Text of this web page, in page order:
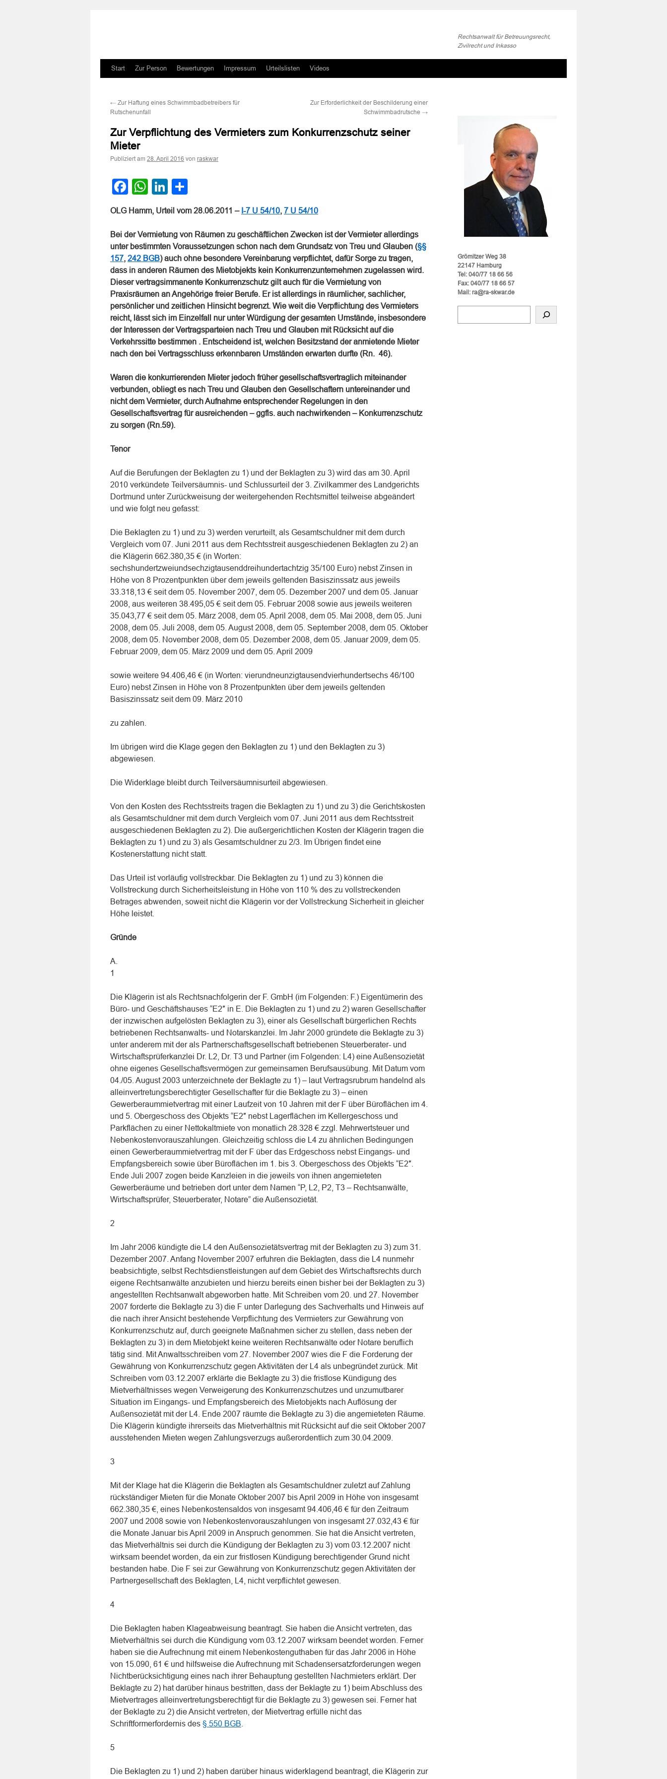
Rechtsanwalt für Betreuungsrecht,
Zivilrecht und Inkasso
Zum
springen
Start Zur Person Bewertungen Impressum Urteilslisten Videos
← Zur Haftung eines Schwimmbadbetreibers für
Rutschenunfall
Zur Erforderlichkeit der Beschilderung einer
Schwimmbadrutsche →
Zur Verpflichtung des Vermieters zum Konkurrenzschutz seiner
Mieter
Publiziert am 28. April 2016 von raskwar
Facebook
WhatsApp
LinkedIn
OLG Hamm, Urteil vom 28.06.2011 – I-7 U 54/10, 7 U 54/10
Bei der Vermietung von Räumen zu geschäftlichen Zwecken ist der Vermieter allerdings
unter bestimmten Voraussetzungen schon nach dem Grundsatz von Treu und Glauben (§§
157, 242 BGB) auch ohne besondere Vereinbarung verpflichtet, dafür Sorge zu tragen,
dass in anderen Räumen des Mietobjekts kein Konkurrenzunternehmen zugelassen wird.
Dieser vertragsimmanente Konkurrenzschutz gilt auch für die Vermietung von
Praxisräumen an Angehörige freier Berufe. Er ist allerdings in räumlicher, sachlicher,
persönlicher und zeitlichen Hinsicht begrenzt. Wie weit die Verpflichtung des Vermieters
reicht, lässt sich im Einzelfall nur unter Würdigung der gesamten Umstände, insbesondere
der Interessen der Vertragsparteien nach Treu und Glauben mit Rücksicht auf die
Verkehrssitte bestimmen . Entscheidend ist, welchen Besitzstand der anmietende Mieter
nach den bei Vertragsschluss erkennbaren Umständen erwarten durfte (Rn. 46).
Waren die konkurrierenden Mieter jedoch früher gesellschaftsvertraglich miteinander
verbunden, obliegt es nach Treu und Glauben den Gesellschaftern untereinander und
nicht dem Vermieter, durch Aufnahme entsprechender Regelungen in den
Gesellschaftsvertrag für ausreichenden – ggfls. auch nachwirkenden – Konkurrenzschutz
zu sorgen (Rn.59).
Tenor
Auf die Berufungen der Beklagten zu 1) und der Beklagten zu 3) wird das am 30. April
2010 verkündete Teilversäumnis- und Schlussurteil der 3. Zivilkammer des Landgerichts
Dortmund unter Zurückweisung der weitergehenden Rechtsmittel teilweise abgeändert
und wie folgt neu gefasst:
Die Beklagten zu 1) und zu 3) werden verurteilt, als Gesamtschuldner mit dem durch
Vergleich vom 07. Juni 2011 aus dem Rechtsstreit ausgeschiedenen Beklagten zu 2) an
die Klägerin 662.380,35 € (in Worten:
sechshundertzweiundsechzigtausenddreihundertachtzig 35/100 Euro) nebst Zinsen in
Höhe von 8 Prozentpunkten über dem jeweils geltenden Basiszinssatz aus jeweils
33.318,13 € seit dem 05. November 2007, dem 05. Dezember 2007 und dem 05. Januar
2008, aus weiteren 38.495,05 € seit dem 05. Februar 2008 sowie aus jeweils weiteren
35.043,77 € seit dem 05. März 2008, dem 05. April 2008, dem 05. Mai 2008, dem 05. Juni
2008, dem 05. Juli 2008, dem 05. August 2008, dem 05. September 2008, dem 05. Oktober
2008, dem 05. November 2008, dem 05. Dezember 2008, dem 05. Januar 2009, dem 05.
Februar 2009, dem 05. März 2009 und dem 05. April 2009
sowie weitere 94.406,46 € (in Worten: vierundneunzigtausendvierhundertsechs 46/100
Euro) nebst Zinsen in Höhe von 8 Prozentpunkten über dem jeweils geltenden
Basiszinssatz seit dem 09. März 2010
zu zahlen.
Im übrigen wird die Klage gegen den Beklagten zu 1) und den Beklagten zu 3)
abgewiesen.
Die Widerklage bleibt durch Teilversäumnisurteil abgewiesen.
Von den Kosten des Rechtsstreits tragen die Beklagten zu 1) und zu 3) die Gerichtskosten
als Gesamtschuldner mit dem durch Vergleich vom 07. Juni 2011 aus dem Rechtsstreit
ausgeschiedenen Beklagten zu 2). Die außergerichtlichen Kosten der Klägerin tragen die
Beklagten zu 1) und zu 3) als Gesamtschuldner zu 2/3. Im Übrigen findet eine
Kostenerstattung nicht statt.
Das Urteil ist vorläufig vollstreckbar. Die Beklagten zu 1) und zu 3) können die
Vollstreckung durch Sicherheitsleistung in Höhe von 110 % des zu vollstreckenden
Betrages abwenden, soweit nicht die Klägerin vor der Vollstreckung Sicherheit in gleicher
Höhe leistet.
Gründe
A.
1
Die Klägerin ist als Rechtsnachfolgerin der F. GmbH (im Folgenden: F.) Eigentümerin des
Büro- und Geschäftshauses “E2″ in E. Die Beklagten zu 1) und zu 2) waren Gesellschafter
der inzwischen aufgelösten Beklagten zu 3), einer als Gesellschaft bürgerlichen Rechts
betriebenen Rechtsanwalts- und Notarskanzlei. Im Jahr 2000 gründete die Beklagte zu 3)
unter anderem mit der als Partnerschaftsgesellschaft betriebenen Steuerberater- und
Wirtschaftsprüferkanzlei Dr. L2, Dr. T3 und Partner (im Folgenden: L4) eine Außensozietät
ohne eigenes Gesellschaftsvermögen zur gemeinsamen Berufsausübung. Mit Datum vom
04./05. August 2003 unterzeichnete der Beklagte zu 1) – laut Vertragsrubrum handelnd als
alleinvertretungsberechtigter Gesellschafter für die Beklagte zu 3) – einen
Gewerberaummietvertrag mit einer Laufzeit von 10 Jahren mit der F über Büroflächen im 4.
und 5. Obergeschoss des Objekts “E2″ nebst Lagerflächen im Kellergeschoss und
Parkflächen zu einer Nettokaltmiete von monatlich 28.328 € zzgl. Mehrwertsteuer und
Nebenkostenvorauszahlungen. Gleichzeitig schloss die L4 zu ähnlichen Bedingungen
einen Gewerberaummietvertrag mit der F über das Erdgeschoss nebst Eingangs- und
Empfangsbereich sowie über Büroflächen im 1. bis 3. Obergeschoss des Objekts “E2″.
Ende Juli 2007 zogen beide Kanzleien in die jeweils von ihnen angemieteten
Gewerberäume und betrieben dort unter dem Namen “P, L2, P2, T3 – Rechtsanwälte,
Wirtschaftsprüfer, Steuerberater, Notare” die Außensozietät.
2
Im Jahr 2006 kündigte die L4 den Außensozietätsvertrag mit der Beklagten zu 3) zum 31.
Dezember 2007. Anfang November 2007 erfuhren die Beklagten, dass die L4 nunmehr
beabsichtigte, selbst Rechtsdienstleistungen auf dem Gebiet des Wirtschaftsrechts durch
eigene Rechtsanwälte anzubieten und hierzu bereits einen bisher bei der Beklagten zu 3)
angestellten Rechtsanwalt abgeworben hatte. Mit Schreiben vom 20. und 27. November
2007 forderte die Beklagte zu 3) die F unter Darlegung des Sachverhalts und Hinweis auf
die nach ihrer Ansicht bestehende Verpflichtung des Vermieters zur Gewährung von
Konkurrenzschutz auf, durch geeignete Maßnahmen sicher zu stellen, dass neben der
Beklagten zu 3) in dem Mietobjekt keine weiteren Rechtsanwälte oder Notare beruflich
tätig sind. Mit Anwaltsschreiben vom 27. November 2007 wies die F die Forderung der
Gewährung von Konkurrenzschutz gegen Aktivitäten der L4 als unbegründet zurück. Mit
Schreiben vom 03.12.2007 erklärte die Beklagte zu 3) die fristlose Kündigung des
Mietverhältnisses wegen Verweigerung des Konkurrenzschutzes und unzumutbarer
Situation im Eingangs- und Empfangsbereich des Mietobjekts nach Auflösung der
Außensozietät mit der L4. Ende 2007 räumte die Beklagte zu 3) die angemieteten Räume.
Die Klägerin kündigte ihrerseits das Mietverhältnis mit Rücksicht auf die seit Oktober 2007
ausstehenden Mieten wegen Zahlungsverzugs außerordentlich zum 30.04.2009.
3
Mit der Klage hat die Klägerin die Beklagten als Gesamtschuldner zuletzt auf Zahlung
rückständiger Mieten für die Monate Oktober 2007 bis April 2009 in Höhe von insgesamt
662.380,35 €, eines Nebenkostensaldos von insgesamt 94.406,46 € für den Zeitraum
2007 und 2008 sowie von Nebenkostenvorauszahlungen von insgesamt 27.032,43 € für
die Monate Januar bis April 2009 in Anspruch genommen. Sie hat die Ansicht vertreten,
das Mietverhältnis sei durch die Kündigung der Beklagten zu 3) vom 03.12.2007 nicht
wirksam beendet worden, da ein zur fristlosen Kündigung berechtigender Grund nicht
bestanden habe. Die F sei zur Gewährung von Konkurrenzschutz gegen Aktivitäten der
Partnergesellschaft des Beklagten, L4, nicht verpflichtet gewesen.
4
Die Beklagten haben Klageabweisung beantragt. Sie haben die Ansicht vertreten, das
Mietverhältnis sei durch die Kündigung vom 03.12.2007 wirksam beendet worden. Ferner
haben sie die Aufrechnung mit einem Nebenkostenguthaben für das Jahr 2006 in Höhe
von 15.090, 61 € und hilfsweise die Aufrechnung mit Schadensersatzforderungen wegen
Nichtberücksichtigung eines nach ihrer Behauptung gestellten Nachmieters erklärt. Der
Beklagte zu 2) hat darüber hinaus bestritten, dass der Beklagte zu 1) beim Abschluss des
Mietvertrages alleinvertretungsberechtigt für die Beklagte zu 3) gewesen sei. Ferner hat
der Beklagte zu 2) die Ansicht vertreten, der Mietvertrag erfülle nicht das
Schriftformerfordernis des § 550 BGB
5
Die Beklagten zu 1) und 2) haben darüber hinaus widerklagend beantragt, die Klägerin zur
Grömitzer Weg 38
22147 Hamburg
Tel: 040/77 18 66 56
Fax: 040/77 18 66 57
Mail: ra@ra-skwar.de